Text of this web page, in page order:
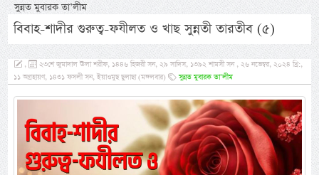
সুন্নত মুবারক তা’লীম
বিবাহ-শাদীর গুরুত্ব-ফযীলত ও খাছ সুন্নতী তারতীব (৫)
,
২৩শে জুমাদাল ঊলা শরীফ, ১৪৪৬ হিজরী সন, ২৯ সাদিস, ১৩৯২ শামসী সন , ২৬ নভেম্বর, ২০২৪ খ্রি:,
১১ অগ্রহায়ণ, ১৪৩১ ফসলী সন, ইয়াওমুছ ছুলাছা (মঙ্গলবার)
সুন্নত মুবারক তা’লীম